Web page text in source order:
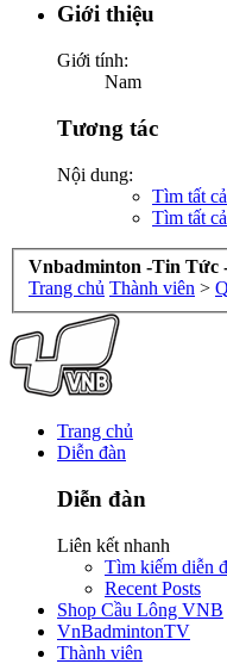
Giới thiệu
Giới tính:
Nam
Tương tác
Nội dung:
Tìm tất
Tìm tất
Vnbadminton -Tin Tức
Trang chủ Thành viên >
Trang chủ
Diễn đàn
Diễn đàn
Liên kết nhanh
Tìm kiếm diễn
Recent Posts
Shop Cầu Lông VNB
VnBadmintonTV
Thành viên